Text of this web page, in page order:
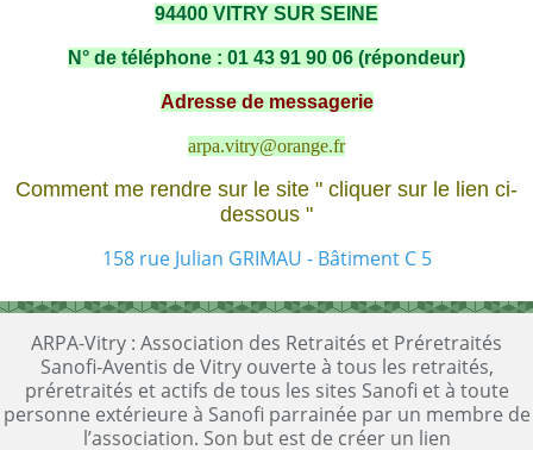
94400 VITRY SUR SEINE
N° de téléphone : 01 43 91 90 06 (répondeur)
Adresse de messagerie
arpa.vitry@orange.fr
Comment me rendre sur le site " cliquer sur le lien ci-
dessous "
158 rue Julian GRIMAU - Bâtiment C 5
ARPA-Vitry : Association des Retraités et Préretraités
Sanofi-Aventis de Vitry ouverte à tous les retraités,
préretraités et actifs de tous les sites Sanofi et à toute
personne extérieure à Sanofi parrainée par un membre de
l’association. Son but est de créer un lien